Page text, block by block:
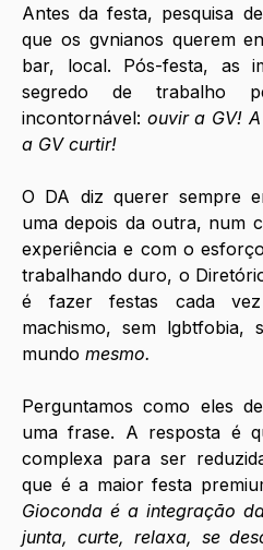
Antes da festa, pesquisa
que os gvnianos querem
bar, local. Pós-festa, as
segredo de trabalho
incontornável: ouvir a GV!
a GV curtir!
O DA diz querer sempre
uma depois da outra, num
experiência e com o
trabalhando duro, o
é fazer festas cada vez
machismo, sem lgbtfobia,
mundo mesmo.
Perguntamos como eles
uma frase. A resposta é
complexa para ser
que é a maior festa
Gioconda é a integração
junta, curte, relaxa, se